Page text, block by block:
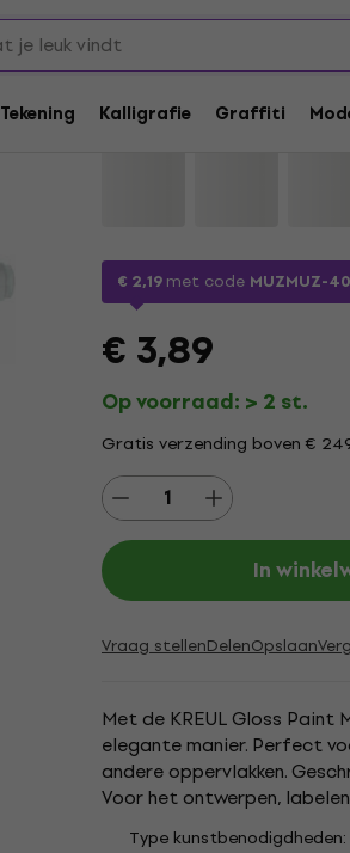
Tekening Kalligrafie Graffiti
Kreul Lack 'EXF'
Merk:KreulProductcode: .
€ 2,19met code MUZMUZ-40
€ 3,89
Op voorraad: > 2 st.
Gratis verzending boven €
In
Vraag stellenDelenOpslaan
Met de KREUL Gloss
elegante manier. Perfect
andere oppervlakken.
Voor het ontwerpen,
verf die droogt als lak.
Type kunstbenodigdheden: